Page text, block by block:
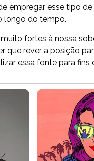
empregar esse tipo
longo do tempo.
fortes à nossa
que rever a posição
essa fonte para fins